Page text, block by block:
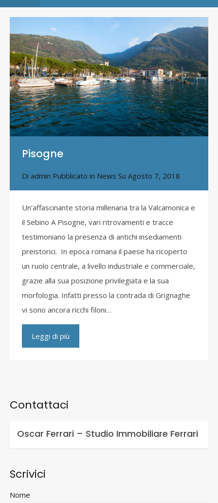
Pisogne
Di admin Pubblicato in News Su Agosto 7, 2018
Un’affascinante storia millenaria tra la Valcamonica e
il Sebino A Pisogne, vari ritrovamenti e tracce
testimoniano la presenza di antichi insediamenti
preistorici. In epoca romana il paese ha ricoperto
un ruolo centrale, a livello industriale e commerciale,
grazie alla sua posizione privilegiata e la sua
morfologia. Infatti presso la contrada di Grignaghe
vi sono ancora ricchi filoni…
Leggi di più
Contattaci
Oscar Ferrari – Studio Immobiliare Ferrari
Scrivici
Nome